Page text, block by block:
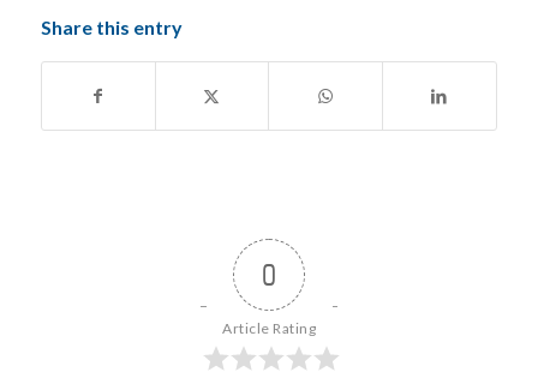
Share this entry
0
Article Rating